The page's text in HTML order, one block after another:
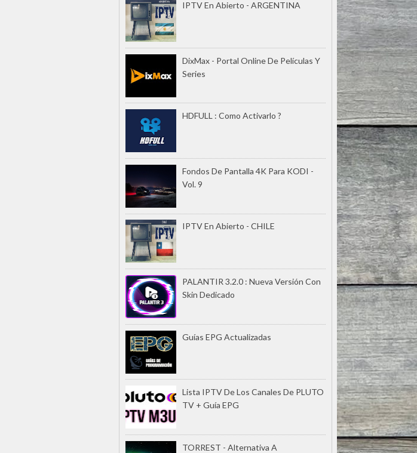
IPTV En Abierto - ARGENTINA
DixMax - Portal Online De Películas Y
Series
HDFULL : Como Activarlo ?
Fondos De Pantalla 4K Para KODI -
Vol. 9
IPTV En Abierto - CHILE
PALANTIR 3.2.0 : Nueva Versión Con
Skin Dedicado
Guías EPG Actualizadas
Lista IPTV De Los Canales De PLUTO
TV + Guía EPG
TORREST - Alternativa A